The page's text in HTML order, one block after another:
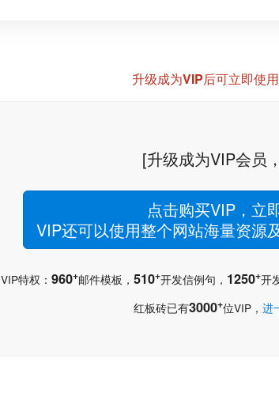
升级成为VIP后可立即使
[升级成为VIP会员，
点击购买VIP，立
VIP还可以使用整个网站海量资源
VIP特权： 960+邮件模板， 510+开发信例句， 1250+开
红板砖已有3000+位VIP， 进